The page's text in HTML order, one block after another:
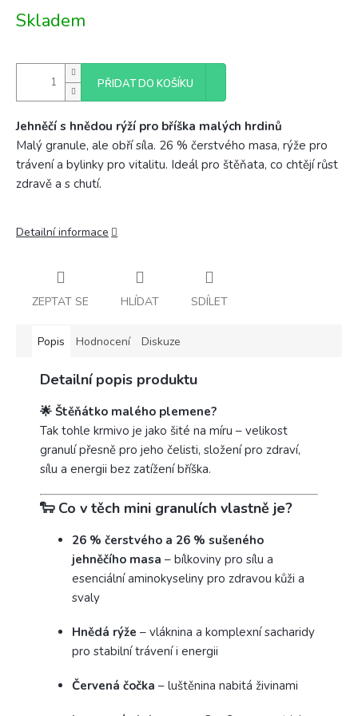
cena:
Skladem
PŘIDAT DO KOŠÍKU
Jehněčí s hnědou rýží pro bříška malých hrdinů
Malý granule, ale obří síla. 26 % čerstvého masa, rýže pro
trávení a bylinky pro vitalitu. Ideál pro štěňata, co chtějí růst
zdravě a s chutí.
Detailní informace
ZEPTAT SE HLÍDAT SDÍLET
Popis Hodnocení Diskuze
Detailní popis produktu
🌟 Štěňátko malého plemene?
Tak tohle krmivo je jako šité na míru – velikost
granulí přesně pro jeho čelisti, složení pro zdraví,
sílu a energii bez zatížení bříška.
🐑 Co v těch mini granulích vlastně je?
26 % čerstvého a 26 % sušeného
jehněčího masa – bílkoviny pro sílu a
esenciální aminokyseliny pro zdravou kůži a
svaly
Hnědá rýže – vláknina a komplexní sacharidy
pro stabilní trávení i energii
Červená čočka – luštěnina nabitá živinami